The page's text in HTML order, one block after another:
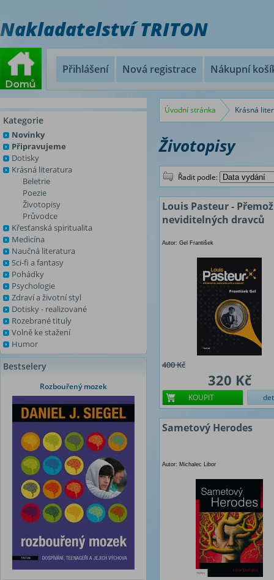
Nakladatelství TRITON
Přihlášení Nová registrace Nákupní
Kategorie
Novinky
Připravujeme
Dotisky
Krásná literatura
Beletrie
Poezie
Životopisy
Průvodce
Křesťanská spiritualita
Medicína
Naučná literatura
Sci-fi a fantasy
Pohádky
Psychologie
Zdraví a životní styl
Dotisky - realizované
Rozebrané tituly
Volně ke stažení
Humor
Bestselery
Rozbouřený mozek
Úvodní stránka Krásná
Životopisy
Řadit podle:
Louis Pasteur -
neviditelných dravců
Autor: Gel František
400 Kč
320 Kč
KOUPIT
Sametový Herodes
Autor: Michalec Libor